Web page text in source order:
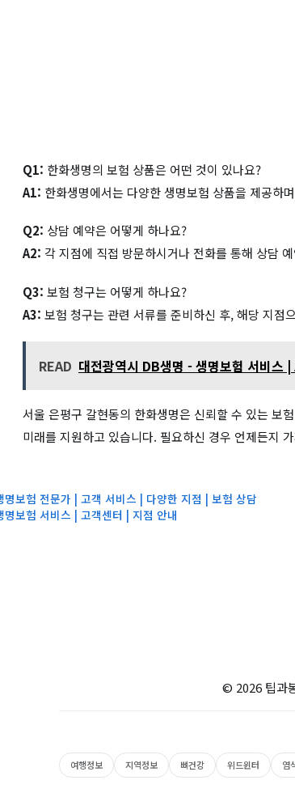
Q1: 한화생명의 보험 상품은 어떤 것이 있나요?
A1: 한화생명에서는 다양한 생명보험 상품을 제공하
Q2: 상담 예약은 어떻게 하나요?
A2: 각 지점에 직접 방문하시거나 전화를 통해 상담
Q3: 보험 청구는 어떻게 하나요?
A3: 보험 청구는 관련 서류를 준비하신 후, 해당 지점
READ 대전광역시 DB생명 - 생명보험 서비스
서울 은평구 갈현동의 한화생명은 신뢰할 수 있는 보
미래를 지원하고 있습니다. 필요하신 경우 언제든지
보험 전문가 | 고객 서비스 | 다양한 지점 | 보험 상담
보험 서비스 | 고객센터 | 지점 안내
© 2026 팁과
여행정보 지역정보 뼈건강 위드윈터 염